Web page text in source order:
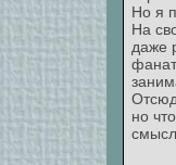
Но я
На
даже
но